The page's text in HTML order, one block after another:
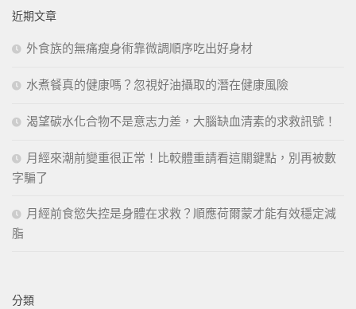
字:
近期文章
外食族的無痛瘦身術靠微調順序吃出好身材
水煮餐真的健康嗎？忽視好油攝取的潛在健康風險
渴望碳水化合物不是意志力差，大腦缺血清素的求救訊號！
月經來潮前變重很正常！比較體重請看這關鍵點，別再被數
字騙了
月經前食慾失控是身體在求救？順應荷爾蒙才能有效穩定減
脂
分類